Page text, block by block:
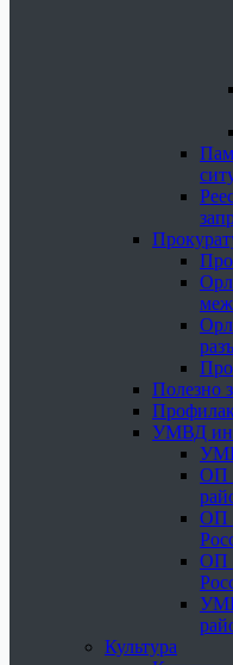
Полезно
УМВД
ОП
ОП
ОП
Культура